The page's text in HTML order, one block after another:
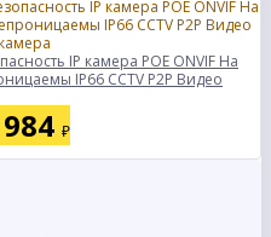
IP камера POE ONVIF На
IP66 CCTV P2P Видео
₽